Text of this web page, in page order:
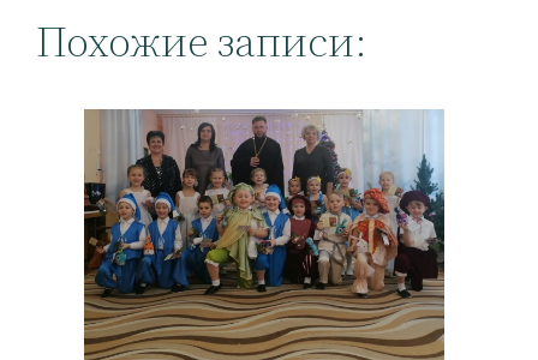
Похожие записи: